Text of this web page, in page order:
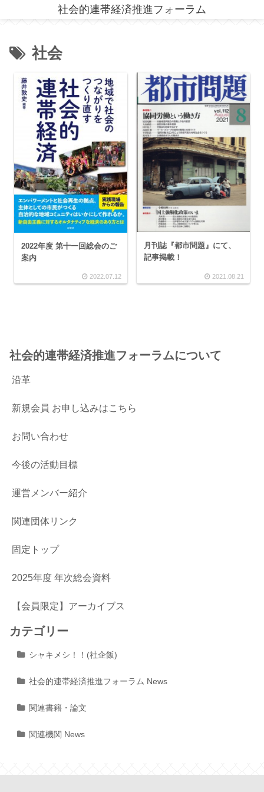
社会的連帯経済推進フォーラム
社会
2022年度 第十一回総会のご
案内
2022.07.12
月刊誌『都市問題』にて、
記事掲載！
2021.08.21
社会的連帯経済推進フォーラムについて
沿革
新規会員 お申し込みはこちら
お問い合わせ
今後の活動目標
運営メンバー紹介
関連団体リンク
固定トップ
2025年度 年次総会資料
【会員限定】アーカイブス
カテゴリー
シャキメシ！！(社企飯)
社会的連帯経済推進フォーラム News
関連書籍・論文
関連機関 News